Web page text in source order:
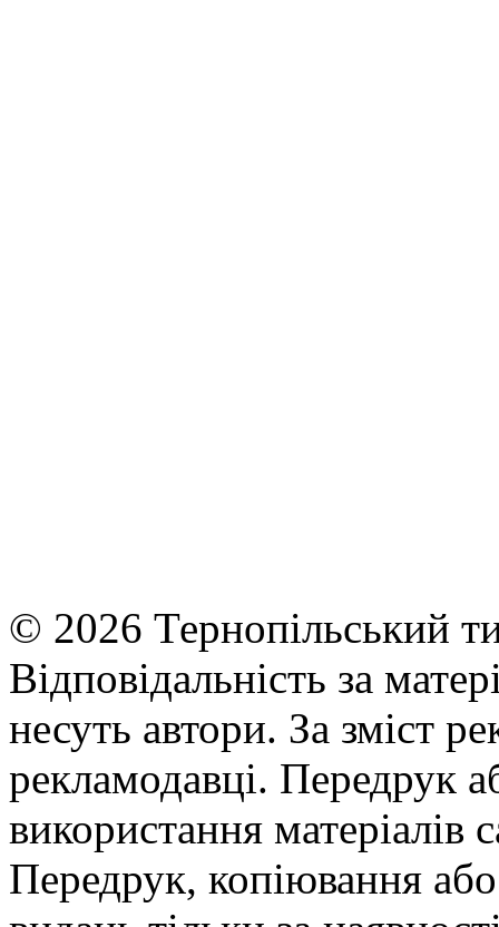
© 2026 Тернопільський
Відповідальність за
несуть автори. За зміст
рекламодавці. Передрук
використання матеріалів
Передрук, копіювання